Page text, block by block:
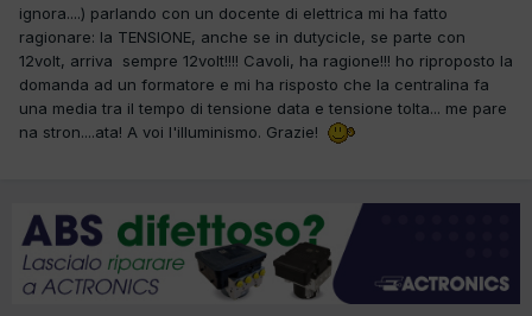
ignora....) parlando con un docente di elettrica mi ha fatto
ragionare: la TENSIONE, anche se in dutycicle, se parte con
12volt, arriva sempre 12volt!!!! Cavoli, ha ragione!!! ho riproposto la
domanda ad un formatore e mi ha risposto che la centralina fa
una media tra il tempo di tensione data e tensione tolta... me pare
na stron....ata! A voi l'illuminismo. Grazie!